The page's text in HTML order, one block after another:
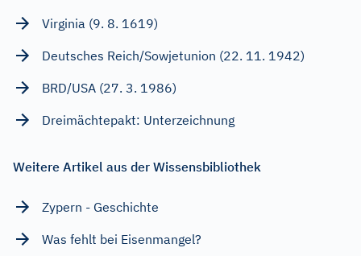
Virginia (9. 8. 1619)
Deutsches Reich/Sowjetunion (22. 11. 1942)
BRD/USA (27. 3. 1986)
Dreimächtepakt: Unterzeichnung
Weitere Artikel aus der Wissensbibliothek
Zypern - Geschichte
Was fehlt bei Eisenmangel?